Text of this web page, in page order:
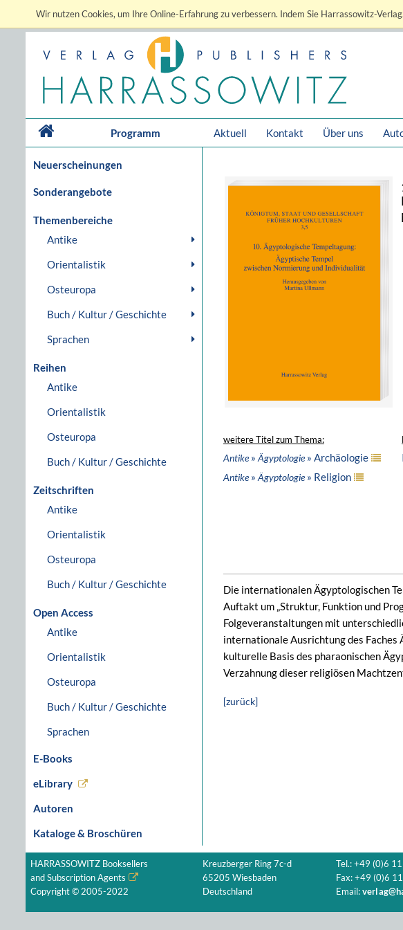
Wir nutzen Cookies, um Ihre Online-Erfahrung zu verbessern. Indem Sie Harrassowitz-
Programm Aktuell Kontakt Über uns
Neuerscheinungen
Sonderangebote
Themenbereiche
Antike
Orientalistik
Osteuropa
Buch / Kultur / Geschichte
Sprachen
Reihen
Antike
Orientalistik
Osteuropa
Buch / Kultur / Geschichte
Zeitschriften
Antike
Orientalistik
Osteuropa
Buch / Kultur / Geschichte
Open Access
Antike
Orientalistik
Osteuropa
Buch / Kultur / Geschichte
Sprachen
E-Books
eLibrary
Autoren
Kataloge & Broschüren
weitere Titel zum Thema:
Antike» Ägyptologie» Archäologie
Antike» Ägyptologie» Religion
Die internationalen Ägyptologischen
Auftakt um „Struktur, Funktion und
Folgeveranstaltungen mit
internationale Ausrichtung des Faches
kulturelle Basis des pharaonischen
Verzahnung dieser religiösen
[zurück]
HARRASSOWITZ Booksellers
and Subscription Agents
Copyright © 2005-2022
Kreuzberger Ring 7c-d
65205 Wiesbaden
Deutschland
Tel.: +49 (0)6
Fax: +49 (0)6
Email: